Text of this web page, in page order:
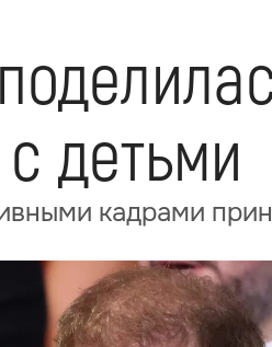
детьми
кадрами